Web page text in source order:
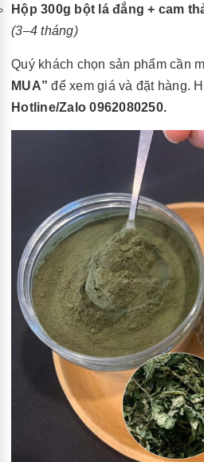
Hộp 300g bột lá đắng + cam
(3–4 tháng)
Quý khách chọn sản phẩm cần
MUA” để xem giá và đặt hàng.
Hotline/Zalo 0962080250.